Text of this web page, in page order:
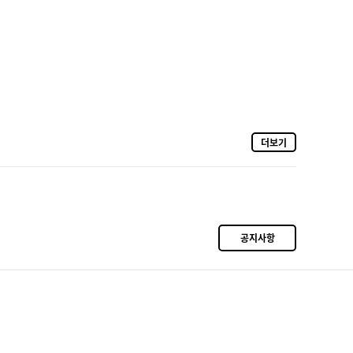
더보기
공지사항